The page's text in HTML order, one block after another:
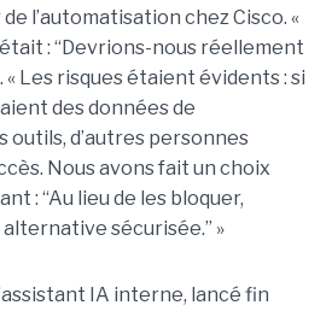
l’automatisation chez Cisco. «
: “Devrions-nous réellement
« Les risques étaient évidents : si
des données de
outils, d’autres personnes
Nous avons fait un choix
: “Au lieu de les bloquer,
sécurisée.” »
IA interne, lancé fin